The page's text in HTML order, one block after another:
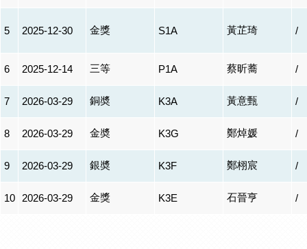
5 2025-12-30 金獎 S1A 黃芷琦 /
6 2025-12-14 三等 P1A 蔡昕蕎 /
7 2026-03-29 銅奬 K3A 黃意甄 /
8 2026-03-29 金奬 K3G 鄭焯媛 /
9 2026-03-29 銀奬 K3F 鄭栩宸 /
10 2026-03-29 金獎 K3E 石晉亨 /